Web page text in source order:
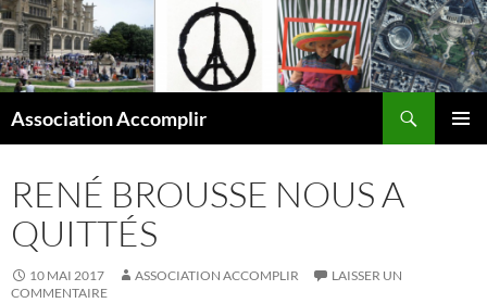
Aller
au
contenu
Association Accomplir
RENÉ BROUSSE NOUS A
QUITTÉS
10 MAI 2017 ASSOCIATION ACCOMPLIR
LAISSER UN
COMMENTAIRE